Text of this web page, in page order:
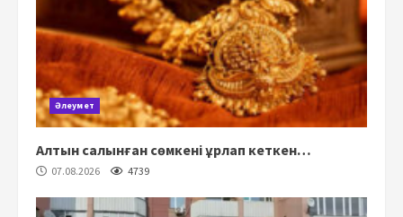
Әлеумет
Алтын салынған сөмкені ұрлап кеткен…
07.08.2026 4739